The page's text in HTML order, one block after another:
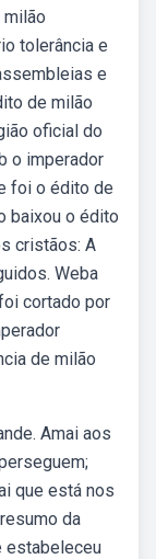
tolerância e
e
de milão
oficial do
o imperador
foi o édito de
baixou o édito
cristãos: A
Weba
cortado por
de milão
Amai aos
que está nos
da
estabeleceu